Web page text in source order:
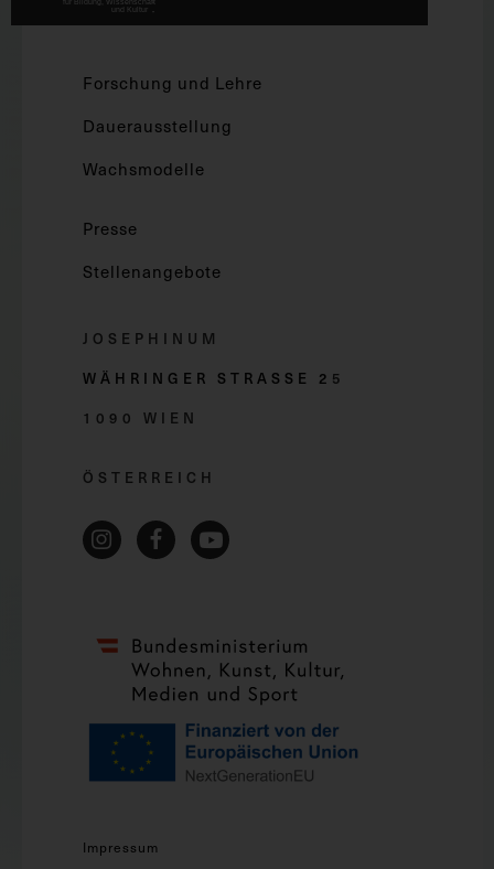
Forschung und Lehre
Dauerausstellung
Wachsmodelle
Presse
Stellenangebote
JOSEPHINUM
WÄHRINGER STRASSE 2 5
1090 WIEN
ÖSTERREICH
Impressum